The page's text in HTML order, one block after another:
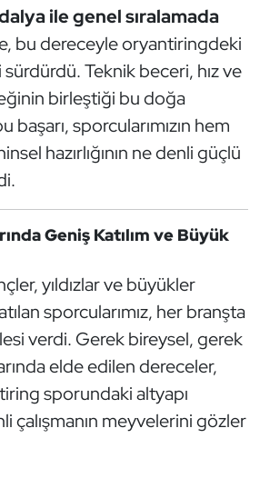
ile genel sıralamada
bu dereceyle oryantiringdeki
Teknik beceri, hız ve
birleştiği bu doğa
sporcularımızın hem
hazırlığının ne denli güçlü
Geniş Katılım ve Büyük
yıldızlar ve büyükler
sporcularımız, her branşta
verdi. Gerek bireysel, gerek
elde edilen dereceler,
sporundaki altyapı
çalışmanın meyvelerini gözler